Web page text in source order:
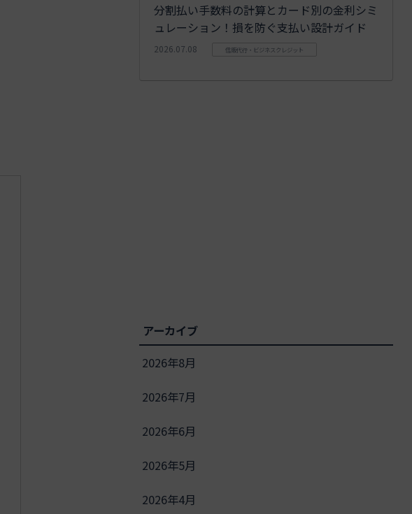
分割払い手数料の計算とカード別の金利シミ
ュレーション！損を防ぐ支払い設計ガイド
2026.07.08 信販代行・ビジネスクレジット
アーカイブ
2026年8月
2026年7月
2026年6月
2026年5月
2026年4月